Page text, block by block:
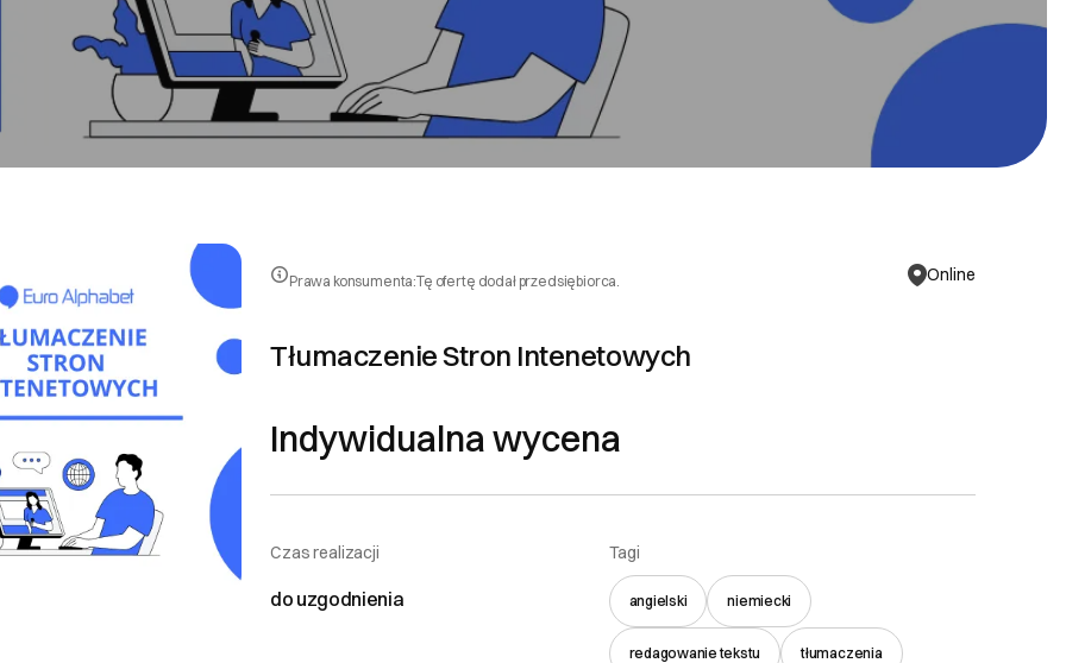
konsumenta
Prawa konsumenta:Tę ofertę dodał przedsiębiorca. Online
Tłumaczenie Stron Intenetowych
Indywidualna wycena
Czas realizacji
do uzgodnienia
Tagi
angielski niemiecki
redagowanie tekstu tłumaczenia